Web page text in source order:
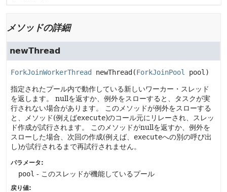
メソッドの詳細
newThread
ForkJoinWorkerThread newThread (ForkJoinPool pool)
指定されたプール内で動作している新しいワーカー・スレッド
を返します。
nullを返すか、例外をスローすると、タスクが実
行されない場合があります。
このメソッドが例外をスローする
と、メソッド(例えばexecute)のコール元にリレーされ、スレッ
ド作成が試行されます。
このメソッドがnullを返すか、例外を
スローした場合、次回の作成(例えば、 executeへの別の呼び出
し)が試行されるまで再試行されません。
パラメータ:
pool - このスレッドが機能しているプール
戻り値: